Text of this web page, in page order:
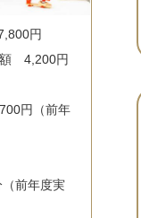
円
　4,200円
円（前年
前年度実